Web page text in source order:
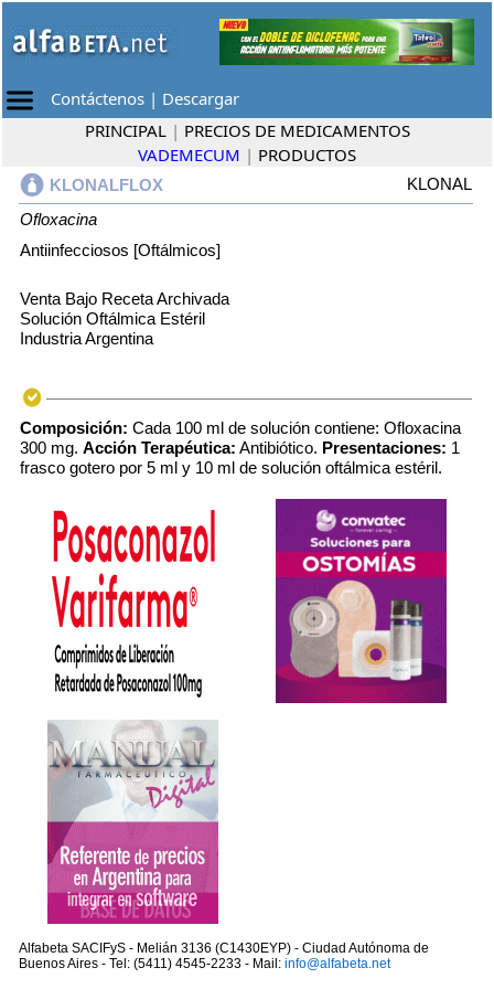
Contáctenos | Descargar
PRINCIPAL | PRECIOS DE MEDICAMENTOS
VADEMECUM | PRODUCTOS
KLONALFLOX
KLONAL
Ofloxacina
Antiinfecciosos [Oftálmicos]
Venta Bajo Receta Archivada
Solución Oftálmica Estéril
Industria Argentina
Composición: Cada 100 ml de solución contiene: Ofloxacina
300 mg. Acción Terapéutica: Antibiótico. Presentaciones: 1
frasco gotero por 5 ml y 10 ml de solución oftálmica estéril.
Alfabeta SACIFyS - Melián 3136 (C1430EYP) - Ciudad Autónoma de
Buenos Aires - Tel: (5411) 4545-2233 - Mail: info@alfabeta.net